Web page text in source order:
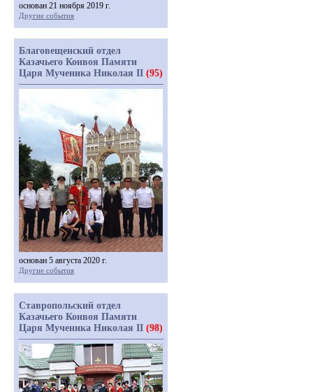
основан 21 ноября 2019 г.
Другие события
Благовещенский отдел
Казачьего Конвоя Памяти
Царя Мученика Николая II (95)
основан 5 августа 2020 г.
Другие события
Ставропольский отдел
Казачьего Конвоя Памяти
Царя Мученика Николая II (98)